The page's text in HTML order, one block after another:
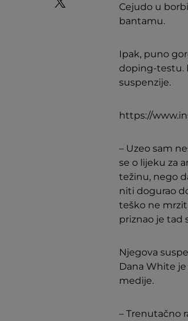
Cejudo u
bantamu.
Ipak, puno
doping-testu.
suspenzije.
https://
– Uzeo sam
se o lijeku za
težinu, nego
niti dogurao
teško ne
priznao je tad
Njegova
Dana White
medije.
– Trenutačno